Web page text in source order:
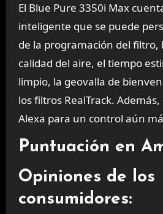
El Blue Pure 3350i Max
inteligente que se puede
de la programación del filtro,
calidad del aire, el tiempo
limpio, la geovalla de
los filtros RealTrack.
Alexa para un control aún
Puntuación en
Opiniones de los
consumidores: